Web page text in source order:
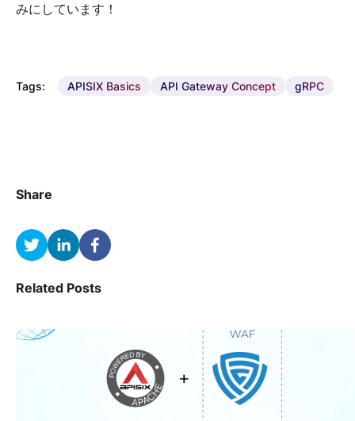
みにしています！
Tags: APISIX Basics API Gateway Concept gRPC
Share
Related Posts